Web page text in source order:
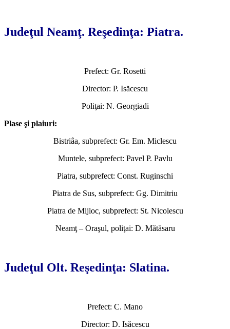
Judeţul Neamţ. Reşedinţa: Piatra.
Prefect: Gr. Rosetti
Director: P. Isăcescu
Poliţai: N. Georgiadi
Plase şi plaiuri:
Bistriâa, subprefect: Gr. Em. Miclescu
Muntele, subprefect: Pavel P. Pavlu
Piatra, subprefect: Const. Ruginschi
Piatra de Sus, subprefect: Gg. Dimitriu
Piatra de Mijloc, subprefect: St. Nicolescu
Neamţ – Oraşul, poliţai: D. Mătăsaru
Judeţul Olt. Reşedinţa: Slatina.
Prefect: C. Mano
Director: D. Isăcescu